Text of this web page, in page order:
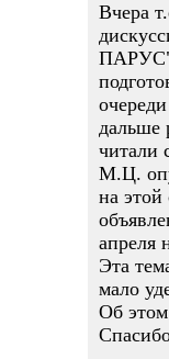
Вчера
ПАРУС"
дальше
читали
М.Ц.
на
апреля
Эта
мало
Об этом